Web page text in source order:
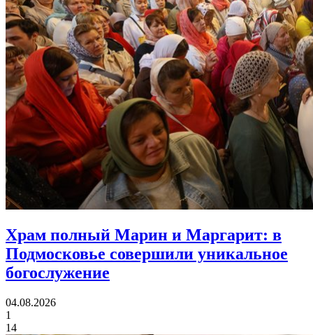
Храм полный Марин и Маргарит: в
Подмосковье совершили уникальное
богослужение
04.08.2026
1
14